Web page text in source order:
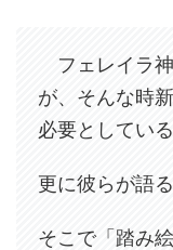
フェレイラ
が、そんな時
必要としてい
更に彼らが語
そこで「踏み